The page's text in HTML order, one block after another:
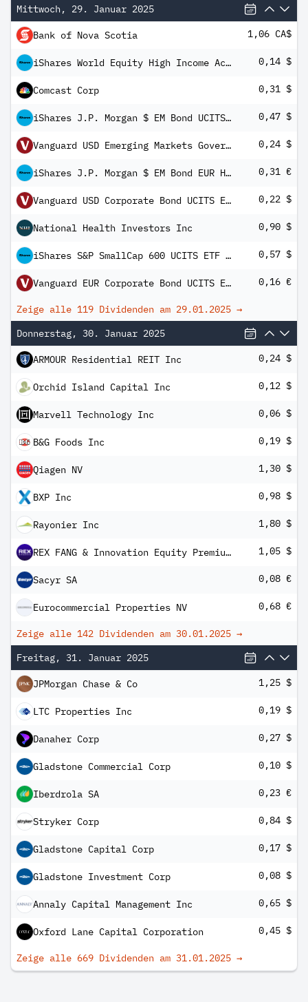
Mittwoch, 29. Januar 2025
Bank of Nova Scotia 1,06 CA$
iShares World Equity High Income Active UCITS ETF USD Inc 0,14 $
Comcast Corp 0,31 $
iShares J.P. Morgan $ EM Bond UCITS ETF USD (Dist) 0,47 $
Vanguard USD Emerging Markets Government Bond UCITS ETF 0,24 $
iShares J.P. Morgan $ EM Bond EUR Hedged UCITS ETF (Dist) 0,31 €
Vanguard USD Corporate Bond UCITS ETF 0,22 $
National Health Investors Inc 0,90 $
iShares S&P SmallCap 600 UCITS ETF USD (Dist) 0,57 $
Vanguard EUR Corporate Bond UCITS ETF 0,16 €
Zeige alle 119 Dividenden am 29.01.2025 →
Donnerstag, 30. Januar 2025
ARMOUR Residential REIT Inc 0,24 $
Orchid Island Capital Inc 0,12 $
Marvell Technology Inc 0,06 $
B&G Foods Inc 0,19 $
Qiagen NV 1,30 $
BXP Inc 0,98 $
Rayonier Inc 1,80 $
REX FANG & Innovation Equity Premium Income ETF 1,05 $
Sacyr SA 0,08 €
Eurocommercial Properties NV 0,68 €
Zeige alle 142 Dividenden am 30.01.2025 →
Freitag, 31. Januar 2025
JPMorgan Chase & Co 1,25 $
LTC Properties Inc 0,19 $
Danaher Corp 0,27 $
Gladstone Commercial Corp 0,10 $
Iberdrola SA 0,23 €
Stryker Corp 0,84 $
Gladstone Capital Corp 0,17 $
Gladstone Investment Corp 0,08 $
Annaly Capital Management Inc 0,65 $
Oxford Lane Capital Corporation 0,45 $
Zeige alle 669 Dividenden am 31.01.2025 →